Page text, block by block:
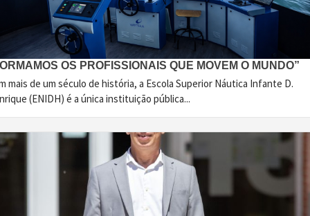
OS PROFISSIONAIS QUE MOVEM O MUNDO”
mais de um século de história, a Escola Superior Náutica Infante D.
(ENIDH) é a única instituição pública...